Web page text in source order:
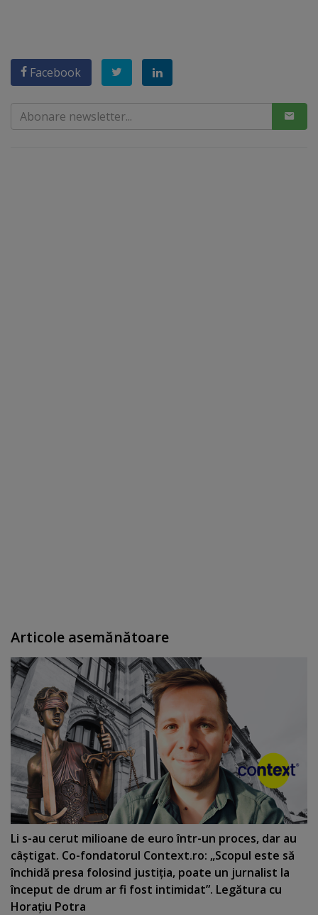
Facebook
Articole asemănătoare
Li s-au cerut milioane de euro într-un proces, dar au
câştigat. Co-fondatorul Context.ro: „Scopul este să
închidă presa folosind justiţia, poate un jurnalist la
început de drum ar fi fost intimidat”. Legătura cu
Horaţiu Potra